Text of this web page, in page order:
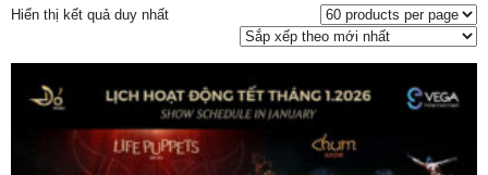
Hiển thị kết quả duy nhất